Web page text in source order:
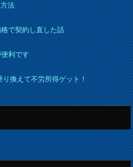
法
で契約し直した話
利です
換えて不労所得ゲット！